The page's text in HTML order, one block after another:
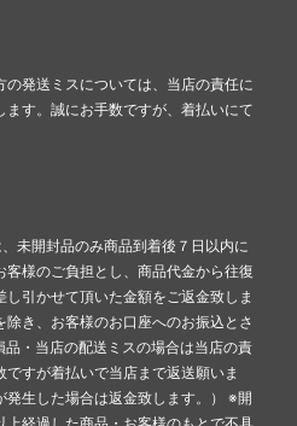
発送ミスについては、当店の責任に
す。誠にお手数ですが、着払いにて
未開封品のみ商品到着後７日以内に
客様のご負担とし、商品代金から往復
引かせて頂いた金額をご返金致しま
き、お客様のお口座へのお振込とさ
・当店の配送ミスの場合は当店の責
すが着払いで当店まで返送願いま
生した場合は返金致します。） ※開